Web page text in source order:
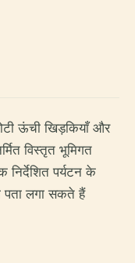
ऊंची खिड़कियाँ और
विस्तृत भूमिगत
पर्यटन के
पता लगा सकते हैं